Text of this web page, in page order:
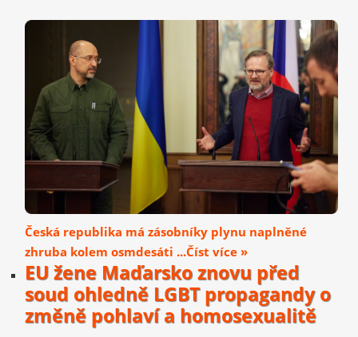
Česká republika má zásobníky plynu naplněné
zhruba kolem osmdesáti ...Číst více »
EU žene Maďarsko znovu před
soud ohledně LGBT propagandy o
změně pohlaví a homosexualitě